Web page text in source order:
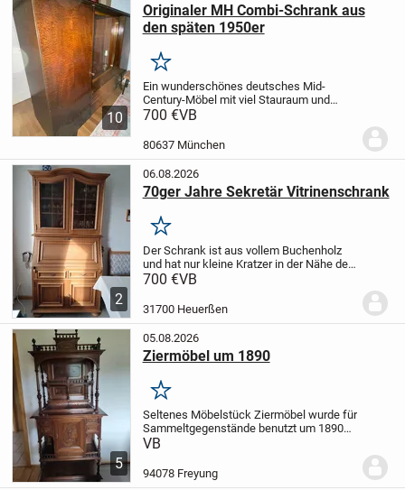
10
Originaler MH Combi-Schrank aus
den späten 1950er
Merken
Ein wunderschönes deutsches Mid-
Century-Möbel mit viel Stauraum und
integrierter Barvitrine.
Plakette vorhanden
700 €VB
80637 München
2
06.08.2026
70ger Jahre Sekretär Vitrinenschrank
Merken
Der Schrank ist aus vollem Buchenholz
und hat nur kleine Kratzer in der Nähe des
Schlüssels.
Interesse
700 €VB
31700 Heuerßen
5
05.08.2026
Ziermöbel um 1890
Merken
Seltenes Möbelstück Ziermöbel wurde für
Sammeltgegenstände benutzt um 1890
sehr guter Zustand siehe Bilder.
realistischen Preisvorschlag!
VB
94078 Freyung